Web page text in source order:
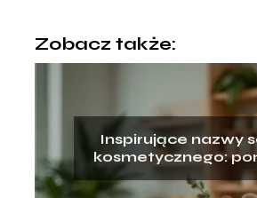
Zobacz także:
Inspirujące nazwy
kosmetycznego:
przykłady